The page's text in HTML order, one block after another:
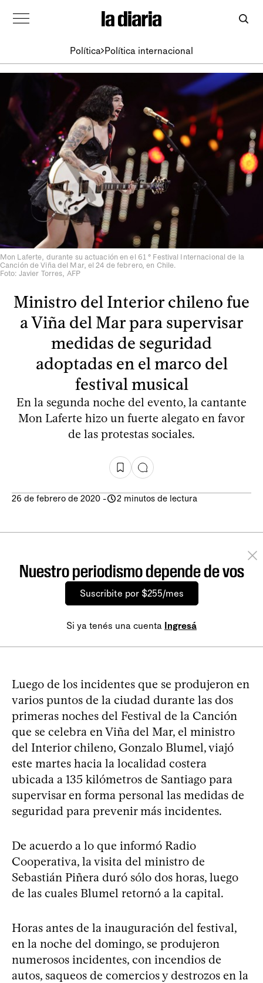
Política Política internacional
Mon Laferte, durante su actuación en el 61 ° Festival Internacional de la
Canción de Viña del Mar, el 24 de febrero, en Chile.
Foto: Javier Torres, AFP
Ministro del Interior chileno fue
a Viña del Mar para supervisar
medidas de seguridad
adoptadas en el marco del
festival musical
En la segunda noche del evento, la cantante
Mon Laferte hizo un fuerte alegato en favor
de las protestas sociales.
26 de febrero de 2020 - 2 minutos de lectura
Nuestro periodismo depende de vos
Suscribite por $255/mes
Si ya tenés una cuenta Ingresá
Luego de los incidentes que se produjeron en
varios puntos de la ciudad durante las dos
primeras noches del Festival de la Canción
que se celebra en Viña del Mar, el ministro
del Interior chileno, Gonzalo Blumel, viajó
este martes hacia la localidad costera
ubicada a 135 kilómetros de Santiago para
supervisar en forma personal las medidas de
seguridad para prevenir más incidentes.
De acuerdo a lo que informó Radio
Cooperativa, la visita del ministro de
Sebastián Piñera duró sólo dos horas, luego
de las cuales Blumel retornó a la capital.
Horas antes de la inauguración del festival,
en la noche del domingo, se produjeron
numerosos incidentes, con incendios de
autos, saqueos de comercios y destrozos en la